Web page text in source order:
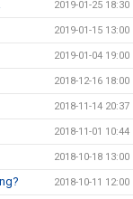
2019-01-25 18:30
2019-01-15 13:00
2019-01-04 19:00
2018-12-16 18:00
2018-11-14 20:37
2018-11-01 10:44
2018-10-18 13:00
2018-10-11 12:00